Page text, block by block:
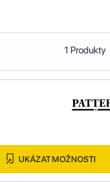
1 Produkty
UKÁZAT MOŽNOSTI